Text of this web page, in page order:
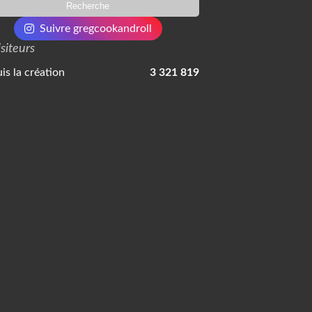
Suivre gregcookandroll
la création 3 321 819